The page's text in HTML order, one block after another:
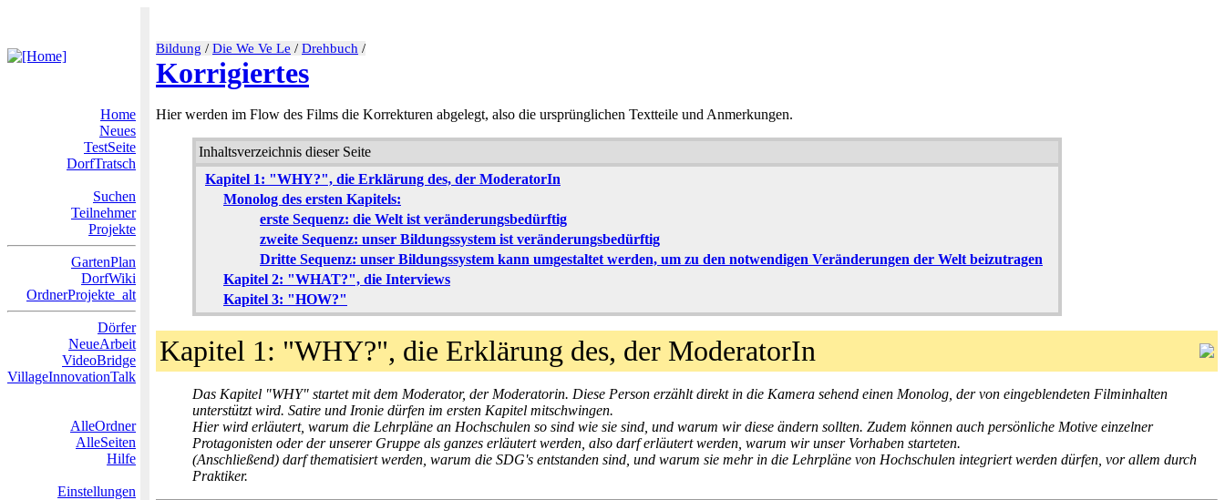
Bildung / Die We Ve Le / Drehbuch /
Korrigiertes
Home
Neues
TestSeite
DorfTratsch
Suchen
Teilnehmer
Projekte
GartenPlan
DorfWiki
OrdnerProjekte_alt
Dörfer
NeueArbeit
VideoBridge
VillageInnovationTalk
AlleOrdner
AlleSeiten
Hilfe
Einstellungen
Hier werden im Flow des Films die Korrekturen abgelegt, also die ursprünglichen Textteile und Anmerkungen.
Inhaltsverzeichnis dieser Seite
Kapitel 1: "WHY?", die Erklärung des, der ModeratorIn
Monolog des ersten Kapitels:
erste Sequenz: die Welt ist veränderungsbedürftig
zweite Sequenz: unser Bildungssystem ist veränderungsbedürftig
Dritte Sequenz: unser Bildungssystem kann umgestaltet werden, um zu den notwendigen Veränderungen der Welt beizutragen
Kapitel 2: "WHAT?", die Interviews
Kapitel 3: "HOW?"
Kapitel 1: "WHY?", die Erklärung des, der ModeratorIn
Das Kapitel "WHY" startet mit dem Moderator, der Moderatorin. Diese Person erzählt direkt in die Kamera sehend einen Monolog, der von eingeblendeten Filminhalten
unterstützt wird. Satire und Ironie dürfen im ersten Kapitel mitschwingen.
Hier wird erläutert, warum die Lehrpläne an Hochschulen so sind wie sie sind, und warum wir diese ändern sollten. Zudem können auch persönliche Motive einzelner
Protagonisten oder der unserer Gruppe als ganzes erläutert werden, also darf erläutert werden, warum wir unser Vorhaben starteten.
(Anschließend) darf thematisiert werden, warum die SDG's entstanden sind, und warum sie mehr in die Lehrpläne von Hochschulen integriert werden dürfen, vor allem durch
Praktiker.